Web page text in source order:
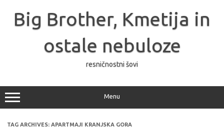
contentBig Brother, Kmetija in
ostale nebuloze
resničnostni šovi
Menu
TAG ARCHIVES: APARTMAJI KRANJSKA GORA